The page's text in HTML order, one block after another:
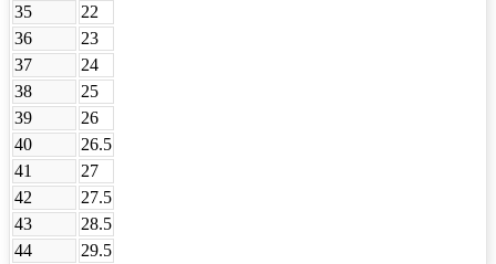
35
22
36
23
37
24
38
25
39
26
40
26.5
41
27
42
27.5
43
28.5
44
29.5